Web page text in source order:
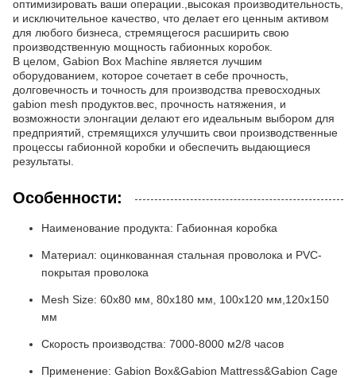
оптимизировать ваши операции.,высокая производительность,
и исключительное качество, что делает его ценным активом
для любого бизнеса, стремящегося расширить свою
производственную мощность габионных коробок.
В целом, Gabion Box Machine является лучшим
оборудованием, которое сочетает в себе прочность,
долговечность и точность для производства превосходных
gabion mesh продуктов.вес, прочность натяжения, и
возможности элонгации делают его идеальным выбором для
предприятий, стремящихся улучшить свои производственные
процессы габионной коробки и обеспечить выдающиеся
результаты.
Особенности:
Наименование продукта: Габионная коробка
Материал: оцинкованная стальная проволока и PVC-
покрытая проволока
Mesh Size: 60x80 мм, 80x180 мм, 100x120 мм,120x150
мм
Скорость производства: 7000-8000 м2/8 часов
Применение: Gabion Box&Gabion Mattress&Gabion Cage